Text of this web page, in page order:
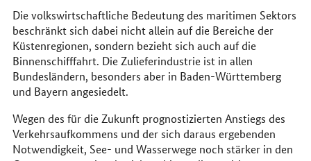
Die volkswirtschaftliche Bedeutung des maritimen Sektors
beschränkt sich dabei nicht allein auf die Bereiche der
Küstenregionen, sondern bezieht sich auch auf die
Binnenschifffahrt. Die Zulieferindustrie ist in allen
Bundesländern, besonders aber in Baden-Württemberg
und Bayern angesiedelt.
Wegen des für die Zukunft prognostizierten Anstiegs des
Verkehrsaufkommens und der sich daraus ergebenden
Notwendigkeit, See- und Wasserwege noch stärker in den